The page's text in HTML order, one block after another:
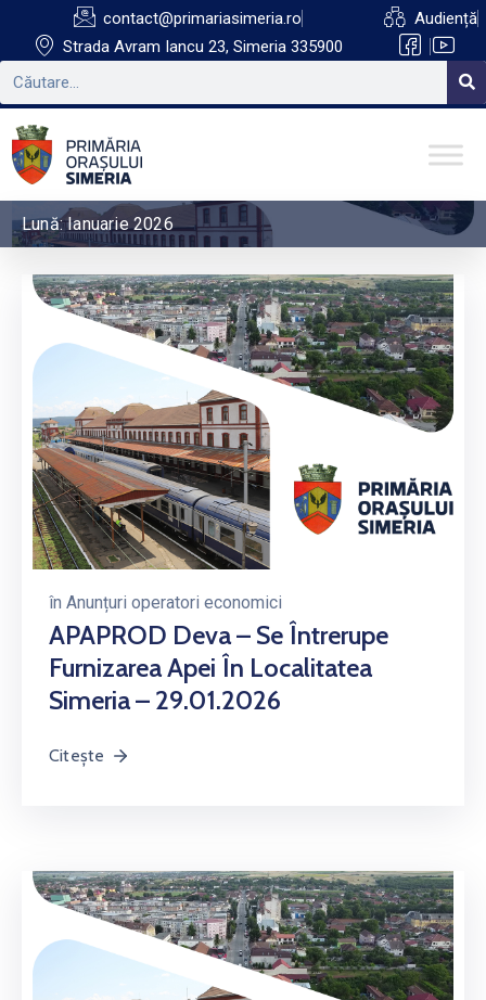
contact@primariasimeria.ro
Strada Avram Iancu 23, Simeria 335900
Audiență
Lună:Ianuarie 2026
în Anunțuri operatori economici
APAPROD Deva – Se Întrerupe
Furnizarea Apei În Localitatea
Simeria – 29.01.2026
Citește